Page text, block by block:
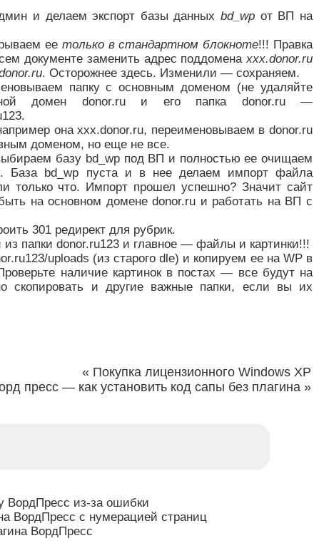
и делаем экспорт базы данныхbd_wp от ВП на
ее только в стандартном блокноте!!! Правка
документе заменить адрес поддоменаxxx.donor.ru
. Осторожнее здесь. Изменили — сохраняем.
папку с основным доменом (не удаляйте
домен donor.ru и его папка donor.ru —
она xxx.donor.ru, переименовываем в donor.ru
доменом, но еще не все.
базу bd_wp под ВП и полностью ее очищаем
База bd_wp пуста и в нее делаем импорт файла
только что. Импорт прошел успешно? Значит сайт
на основном домене donor.ru и работать на ВП с
301 редирект для рубрик.
из папки donor.ru123 и главное — файлы и картинки!!!
uploads (из старого dle) и копируем ее на WP в
наличие картинок в постах — все будут на
скопировать и другие важные папки, если вы их
« Покупка лицензионного Windows XР
пресс — как установить код сапы без плагина »
ВордПресс из-за ошибки
ВордПресс с нумерацией страниц
ВордПресс